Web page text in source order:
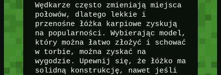
Wędkarze często zmieniają miejsca
połowów, dlatego lekkie i
przenośne łóżka karpiowe zyskują
na popularności. Wybierając model,
który można łatwo złożyć i schować
w torbie, można zyskać na
wygodzie. Upewnij się, że łóżko ma
solidną konstrukcję, nawet jeśli